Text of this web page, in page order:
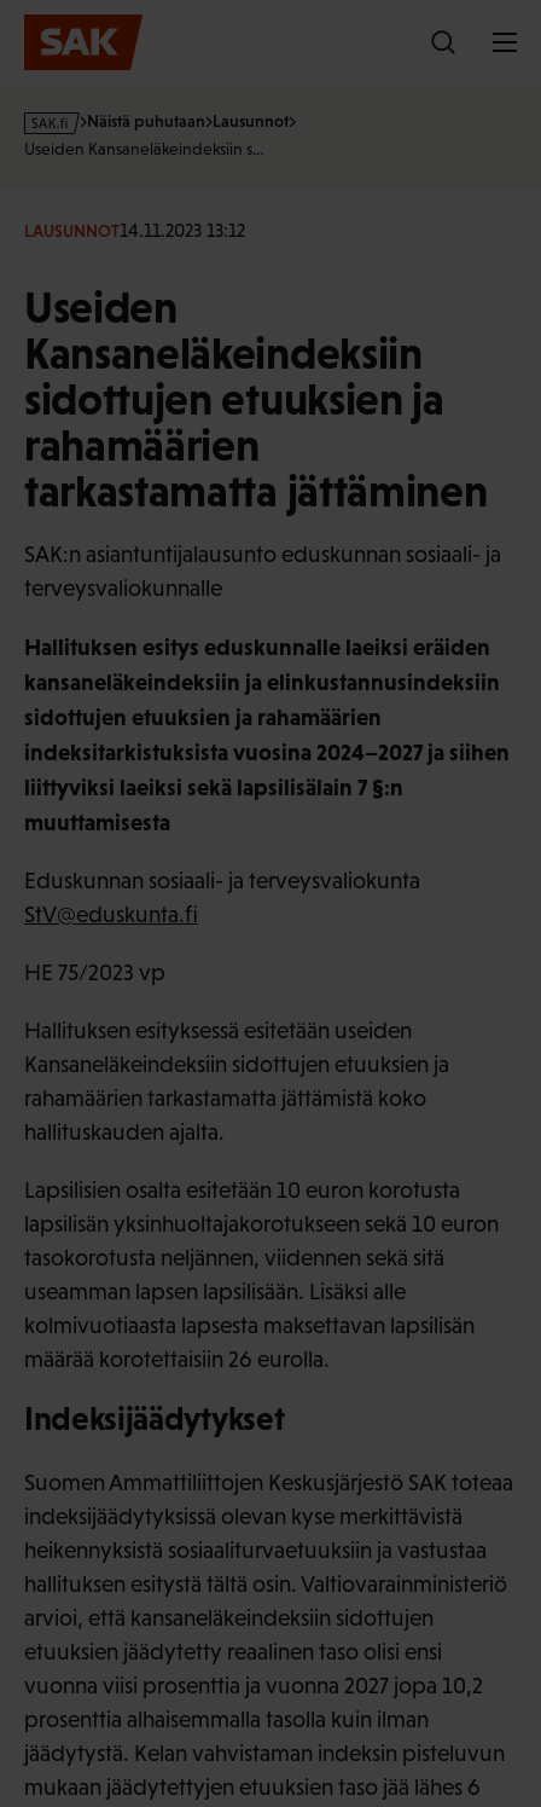
Hyppää
sisältöön
s
a
f
Näistä puhutaan Lausunnot
Useiden Kansaneläkeindeksiin s…
LAUSUNNOT14.11.2023 13:12
Useiden
Kansaneläkeindeksiin
sidottujen etuuksien ja
rahamäärien
tarkastamatta jättäminen
SAK:n asiantuntijalausunto eduskunnan sosiaali- ja
terveysvaliokunnalle
Hallituksen esitys eduskunnalle laeiksi eräiden
kansaneläkeindeksiin ja elinkustannusindeksiin
sidottujen etuuksien ja rahamäärien
indeksitarkistuksista vuosina 2024–2027 ja siihen
liittyviksi laeiksi sekä lapsilisälain 7 §:n
muuttamisesta
Eduskunnan sosiaali- ja terveysvaliokunta
StV@eduskunta.fi
HE 75/2023 vp
Hallituksen esityksessä esitetään useiden
Kansaneläkeindeksiin sidottujen etuuksien ja
rahamäärien tarkastamatta jättämistä koko
hallituskauden ajalta.
Lapsilisien osalta esitetään 10 euron korotusta
lapsilisän yksinhuoltajakorotukseen sekä 10 euron
tasokorotusta neljännen, viidennen sekä sitä
useamman lapsen lapsilisään. Lisäksi alle
kolmivuotiaasta lapsesta maksettavan lapsilisän
määrää korotettaisiin 26 eurolla.
Indeksijäädytykset
Suomen Ammattiliittojen Keskusjärjestö SAK toteaa
indeksijäädytyksissä olevan kyse merkittävistä
heikennyksistä sosiaaliturvaetuuksiin ja vastustaa
hallituksen esitystä tältä osin. Valtiovarainministeriö
arvioi, että kansaneläkeindeksiin sidottujen
etuuksien jäädytetty reaalinen taso olisi ensi
vuonna viisi prosenttia ja vuonna 2027 jopa 10,2
prosenttia alhaisemmalla tasolla kuin ilman
jäädytystä. Kelan vahvistaman indeksin pisteluvun
mukaan jäädytettyjen etuuksien taso jää lähes 6